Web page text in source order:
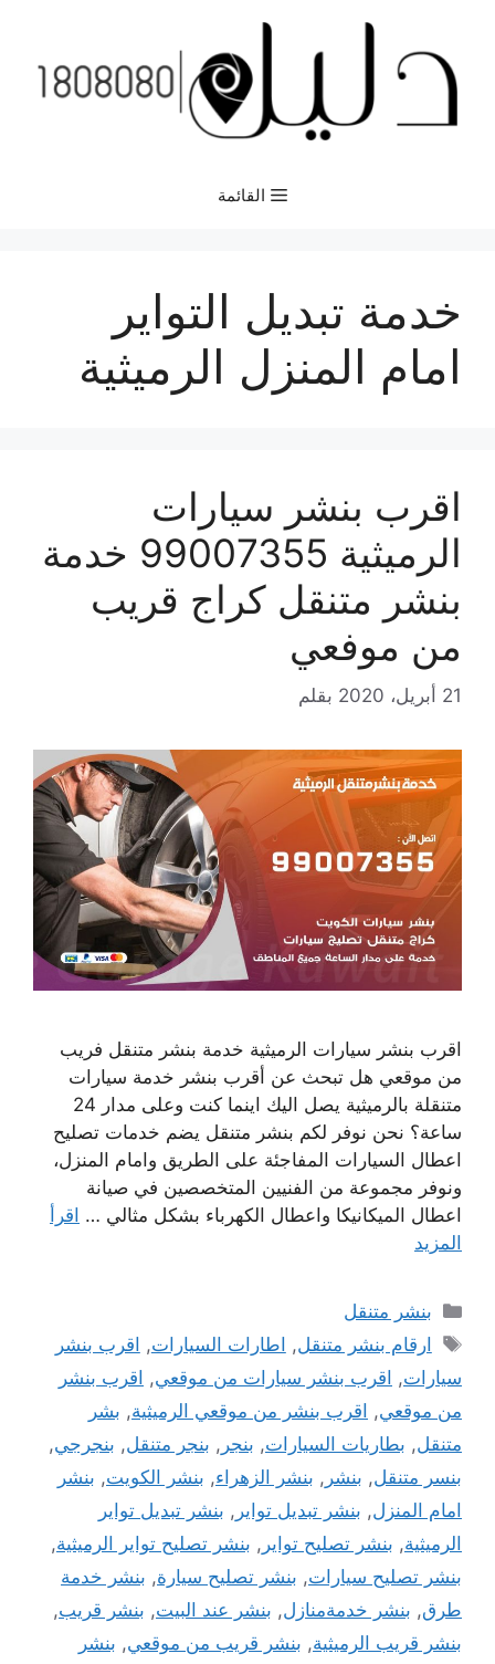
المحتوى
القائمة
خدمة تبديل التواير
امام المنزل الرميثية
اقرب بنشر سيارات
الرميثية 99007355 خدمة
بنشر متنقل كراج قريب
من موفعي
21 أبريل، 2020 بقلم
اقرب بنشر سيارات الرميثية خدمة بنشر متنقل فريب
من موقعي هل تبحث عن أقرب بنشر خدمة سيارات
متنقلة بالرميثية يصل اليك اينما كنت وعلى مدار 24
ساعة؟ نحن نوفر لكم بنشر متنقل يضم خدمات تصليح
اعطال السيارات المفاجئة على الطريق وامام المنزل،
ونوفر مجموعة من الفنيين المتخصصين في صيانة
اعطال الميكانيكا واعطال الكهرباء بشكل مثالي … اقرأ
المزيد
التصنيفات
بنشر متنقل
الوسوم
ارقام بنشر متنقل, اطارات السيارات, اقرب بنشر
سيارات, اقرب بنشر سيارات من موقعي, اقرب بنشر
من موقعي, اقرب بنشر من موقعي الرميثية, بشر
متنقل, بطاريات السيارات, بنجر , بنجر متنقل, بنجرجي,
بنسر متنقل, بنشر , بنشر الزهراء, بنشر الكويت, بنشر
امام المنزل, بنشر تبديل تواير , بنشر تبديل تواير
الرميثية, بنشر تصليح تواير , بنشر تصليح تواير الرميثية,
بنشر تصليح سيارات, بنشر تصليح سيارة, بنشر خدمة
طرق, بنشر خدمةمنازل, بنشر عند البيت, بنشر قريب,
بنشر قريب الرميثية, بنشر قريب من موقعي, بنشر